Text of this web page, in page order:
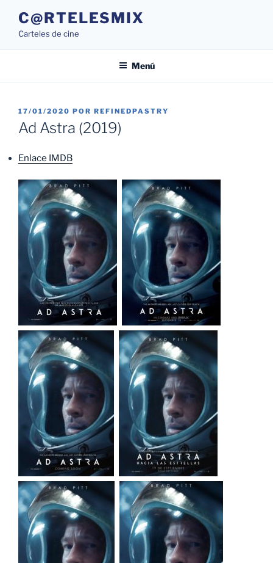
contenido
C@RTELESMIX
Carteles de cine
Menú
PUBLICADO
EL
17/01/2020 POR REFINEDPASTRY
Ad Astra (2019)
Enlace IMDB